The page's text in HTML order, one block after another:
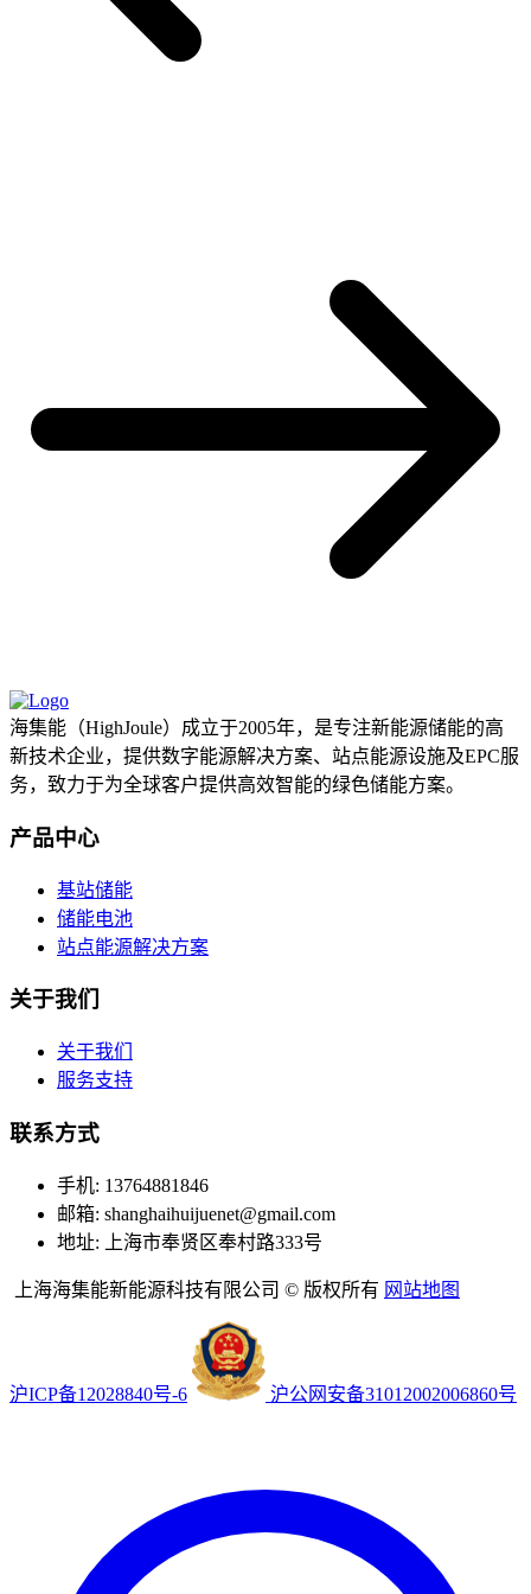
海集能（HighJoule）成立于2005年，是专注新能源储能的高
新技术企业，提供数字能源解决方案、站点能源设施及EPC服
务，致力于为全球客户提供高效智能的绿色储能方案。
产品中心
基站储能
储能电池
站点能源解决方案
关于我们
关于我们
服务支持
联系方式
手机: 13764881846
邮箱: shanghaihuijuenet@gmail.com
地址: 上海市奉贤区奉村路333号
上海海集能新能源科技有限公司 © 版权所有 网站地图
沪ICP备12028840号-6 沪公网安备31012002006860号